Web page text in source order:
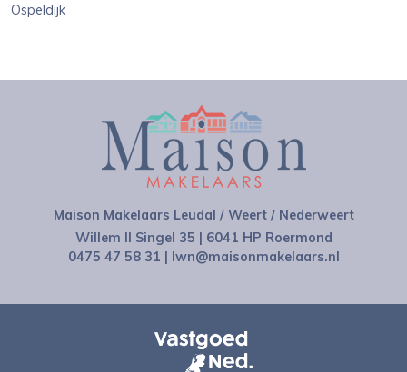
Ospeldijk
Maison Makelaars Leudal / Weert / Nederweert
Willem II Singel 35 | 6041 HP Roermond
0475 47 58 31 | lwn@maisonmakelaars.nl